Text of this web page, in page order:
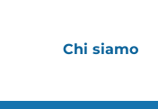
Chi siamo